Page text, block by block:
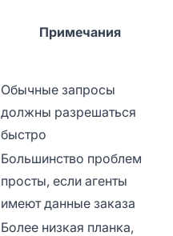
Примечания
Обычные запросы
должны разрешаться
быстро
Большинство проблем
просты, если агенты
имеют данные заказа
Более низкая планка,